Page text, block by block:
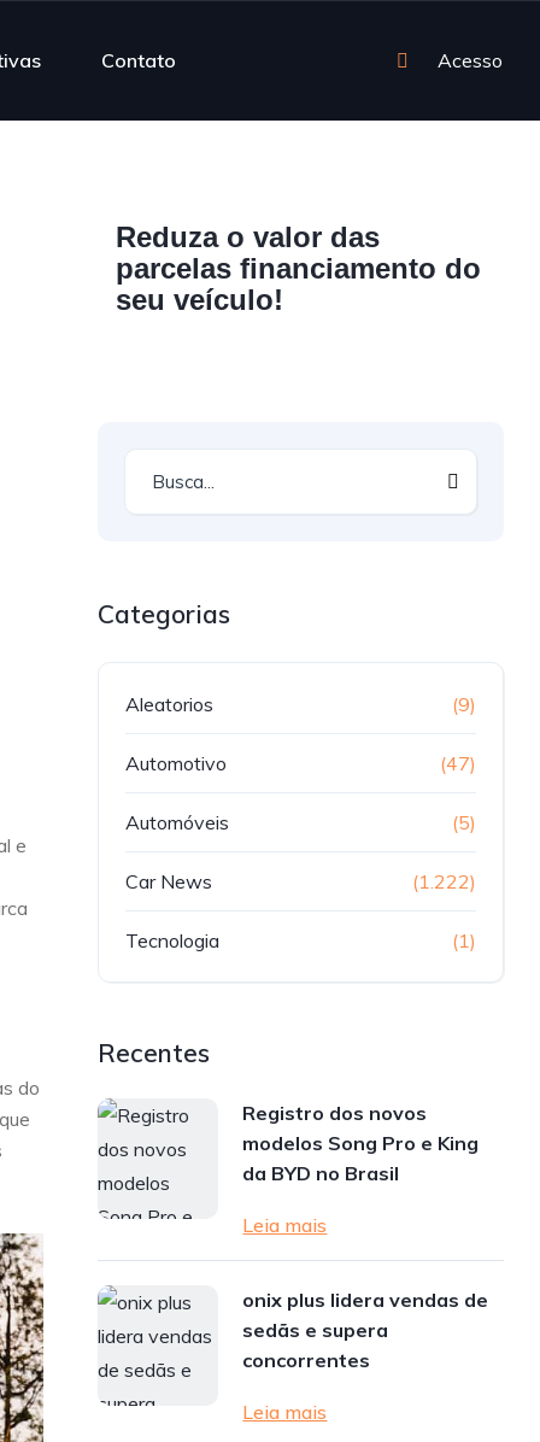
Contato Acesso
e
do
Reduza o valor das
parcelas financiamento do
seu veículo!
Categorias
Aleatorios (9)
Automotivo (47)
Automóveis (5)
Car News (1.222)
Tecnologia (1)
Recentes
Registro dos novos
modelos Song Pro e King
da BYD no Brasil
Leia mais
onix plus lidera vendas de
sedãs e supera
concorrentes
Leia mais